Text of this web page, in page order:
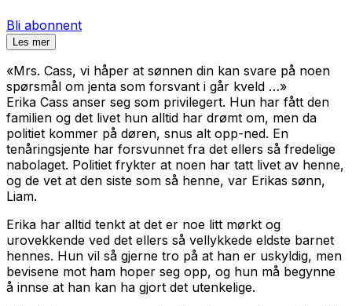
Bli abonnent
Les mer
«Mrs. Cass, vi håper at sønnen din kan svare på noen
spørsmål om jenta som forsvant i går kveld …»
Erika Cass anser seg som privilegert. Hun har fått den
familien og det livet hun alltid har drømt om, men da
politiet kommer på døren, snus alt opp-ned. En
tenåringsjente har forsvunnet fra det ellers så fredelige
nabolaget. Politiet frykter at noen har tatt livet av henne,
og de vet at den siste som så henne, var Erikas sønn,
Liam.
Erika har alltid tenkt at det er noe litt mørkt og
urovekkende ved det ellers så vellykkede eldste barnet
hennes. Hun vil så gjerne tro på at han er uskyldig, men
bevisene mot ham hoper seg opp, og hun må begynne
å innse at han kan ha gjort det utenkelige.